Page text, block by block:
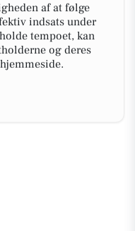
af at følge
indsats under
tempoet, kan
og deres